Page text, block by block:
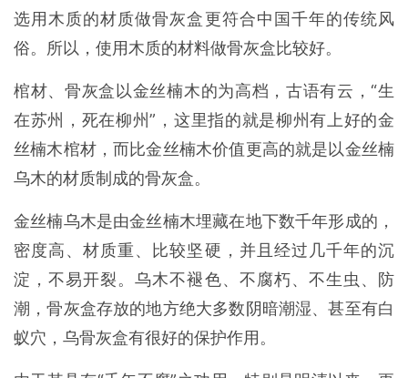
选用木质的材质做骨灰盒更符合中国千年的传统风
俗。所以，使用木质的材料做骨灰盒比较好。
棺材、骨灰盒以金丝楠木的为高档，古语有云，“生
在苏州，死在柳州”，这里指的就是柳州有上好的金
丝楠木棺材，而比金丝楠木价值更高的就是以金丝楠
乌木的材质制成的骨灰盒。
金丝楠乌木是由金丝楠木埋藏在地下数千年形成的，
密度高、材质重、比较坚硬，并且经过几千年的沉
淀，不易开裂。乌木不褪色、不腐朽、不生虫、防
潮，骨灰盒存放的地方绝大多数阴暗潮湿、甚至有白
蚁穴，乌骨灰盒有很好的保护作用。